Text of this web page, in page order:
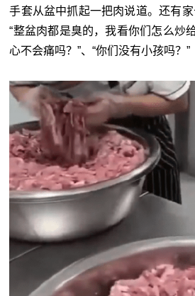
手套从盆中抓起一把肉说道。还有家
“整盆肉都是臭的，我看你们怎么炒
心不会痛吗？”、“你们没有小孩吗？”